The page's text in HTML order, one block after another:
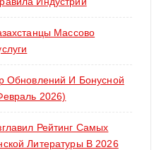
Массово
Обновлений И Бонусной
2026)
Рейтинг Самых
Литературы В 2026